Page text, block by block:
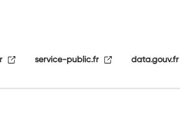
service-public.fr data.gouv.fr